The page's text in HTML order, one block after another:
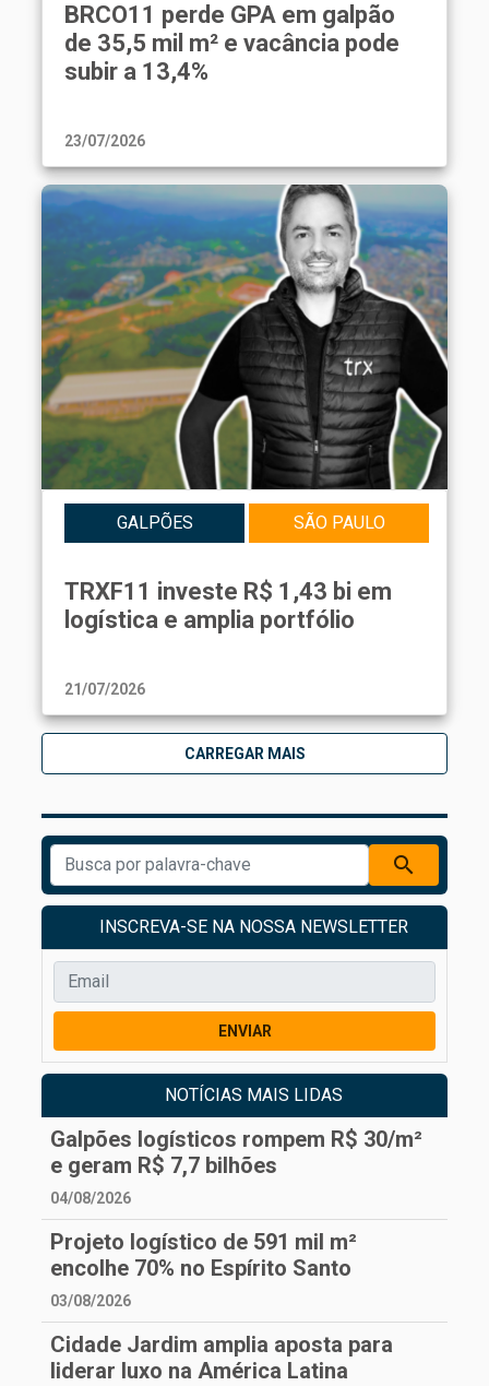
BRCO11 perde GPA em galpão
de 35,5 mil m² e vacância pode
subir a 13,4%
23/07/2026
GALPÕES SÃO PAULO
TRXF11 investe R$ 1,43 bi em
logística e amplia portfólio
21/07/2026
CARREGAR MAIS
search
INSCREVA-SE NA NOSSA NEWSLETTER
ENVIAR
NOTÍCIAS MAIS LIDAS
Galpões logísticos rompem R$ 30/m²
e geram R$ 7,7 bilhões
04/08/2026
Projeto logístico de 591 mil m²
encolhe 70% no Espírito Santo
03/08/2026
Cidade Jardim amplia aposta para
liderar luxo na América Latina